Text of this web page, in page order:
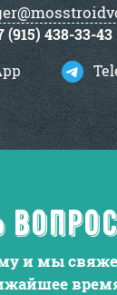
(915) 438-33-43
и мы